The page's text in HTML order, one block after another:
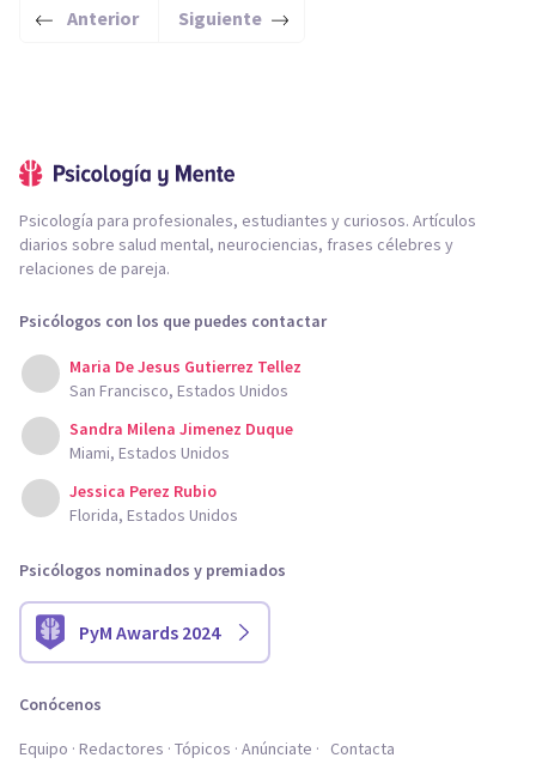
Anterior Siguiente
Psicología para profesionales, estudiantes y curiosos. Artículos
diarios sobre salud mental, neurociencias, frases célebres y
relaciones de pareja.
Psicólogos con los que puedes contactar
Maria De Jesus Gutierrez Tellez
San Francisco, Estados Unidos
Sandra Milena Jimenez Duque
Miami, Estados Unidos
Jessica Perez Rubio
Florida, Estados Unidos
Psicólogos nominados y premiados
PyM Awards 2024
Conócenos
Equipo Redactores Tópicos Anúnciate Contacta